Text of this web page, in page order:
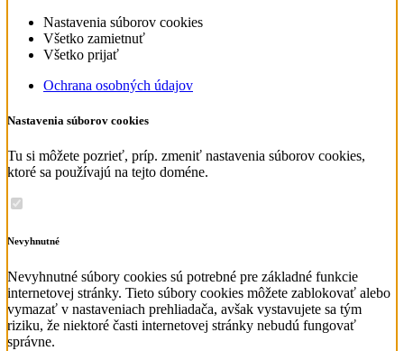
Nastavenia súborov cookies
Všetko zamietnuť
Všetko prijať
Ochrana osobných údajov
Nastavenia súborov cookies
Tu si môžete pozrieť, príp. zmeniť nastavenia súborov cookies,
ktoré sa používajú na tejto doméne.
Nevyhnutné
Nevyhnutné súbory cookies sú potrebné pre základné funkcie
internetovej stránky. Tieto súbory cookies môžete zablokovať alebo
vymazať v nastaveniach prehliadača, avšak vystavujete sa tým
riziku, že niektoré časti internetovej stránky nebudú fungovať
správne.